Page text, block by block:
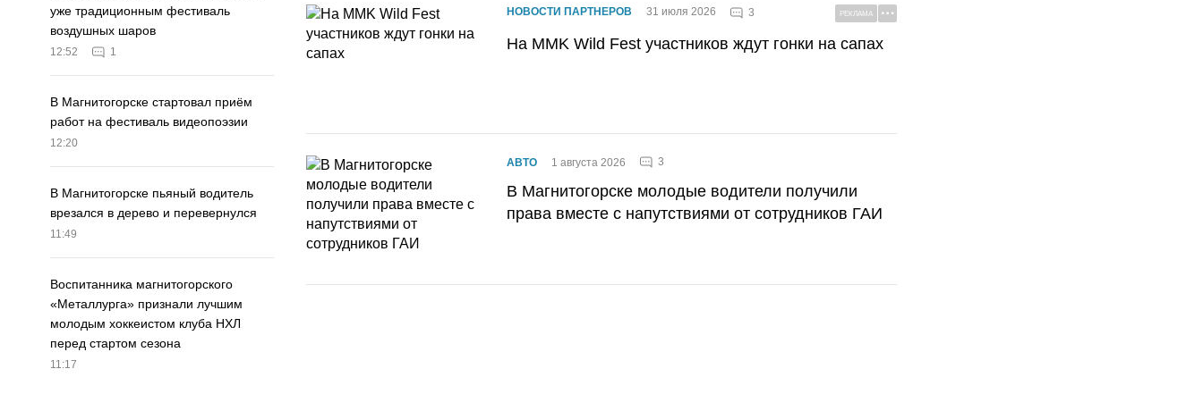
уже традиционным фестиваль
воздушных шаров
12:52 1
В Магнитогорске стартовал приём
работ на фестиваль видеопоэзии
12:20
В Магнитогорске пьяный водитель
врезался в дерево и перевернулся
11:49
Воспитанника магнитогорского
«Металлурга» признали лучшим
молодым хоккеистом клуба НХЛ
перед стартом сезона
11:17
НОВОСТИ ПАРТНЕРОВ 31 июля 2026 3 РЕКЛАМА
На MMK Wild Fest участников ждут гонки на сапах
АВТО 1 августа 2026 3
В Магнитогорске молодые водители получили
права вместе с напутствиями от сотрудников ГАИ